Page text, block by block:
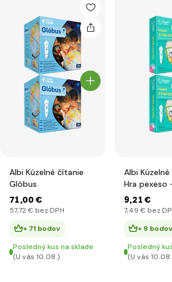
Albi Kúzelné čítanie
Glóbus
71,00 €
57,72 € bez DPH
+ 71 bodov
Posledný kus na sklade
(U vás 10.08.)
Albi
Hra pexeso
zvieratká
9,21 €
7,49 € bez
+ 9 bodov
Posledný
(U vás